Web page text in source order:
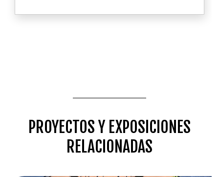
PROYECTOS Y EXPOSICIONES
RELACIONADAS